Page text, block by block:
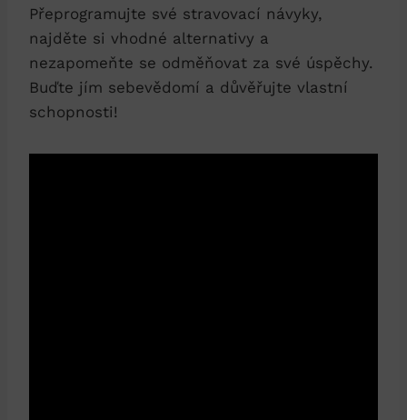
Přeprogramujte své stravovací návyky,
najděte si vhodné alternativy ​a
nezapomeňte se ⁤odměňovat za své úspěchy.
Buďte jím sebevědomí ⁣a důvěřujte ⁣vlastní
schopnosti!